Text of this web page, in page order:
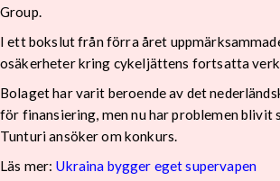
Group.
I ett bokslut från förra året
osäkerheter kring cykeljättens fortsatta
Bolaget har varit beroende av det
för finansiering, men nu har problemen blivit
Tunturi ansöker om konkurs.
Läs mer: Ukraina bygger eget supervapen